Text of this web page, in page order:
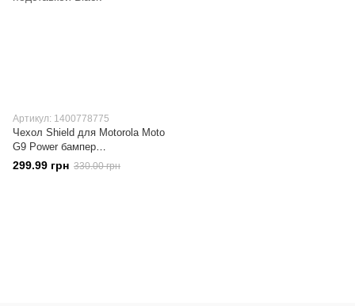
Артикул: 1400778775
Чехол Shield для Motorola Moto
G9 Power бампер
противоударный с подставкой
299.99 грн 330.00 грн